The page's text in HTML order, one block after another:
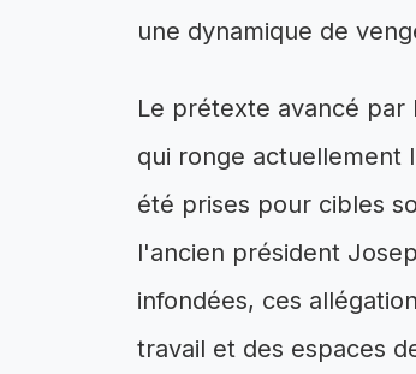
une dynamique de
Le prétexte avancé par
qui ronge actuellement
été prises pour cibles
l'ancien président
infondées, ces
travail et des espaces